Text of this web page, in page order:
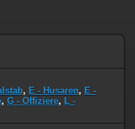
, E - Husaren, E -
, G - Offiziere, L -